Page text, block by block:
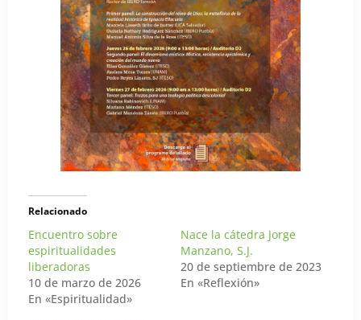
Relacionado
Encuentro sobre
espiritualidades
liberadoras
10 de marzo de 2026
En «Espiritualidad»
Nace la cátedra Jorge
Manzano, S.J.
20 de septiembre de 2023
En «Reflexión»